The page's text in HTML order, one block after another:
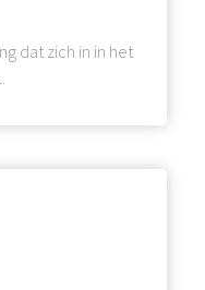
dat zich in in het